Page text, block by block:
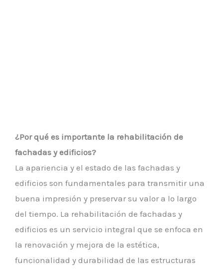
¿Por qué es importante la rehabilitación de
fachadas y edificios?
La apariencia y el estado de las fachadas y
edificios son fundamentales para transmitir una
buena impresión y preservar su valor a lo largo
del tiempo. La rehabilitación de fachadas y
edificios es un servicio integral que se enfoca en
la renovación y mejora de la estética,
funcionalidad y durabilidad de las estructuras